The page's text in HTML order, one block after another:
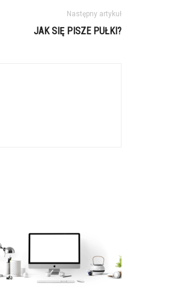
Następny artykuł
JAK SIĘ PISZE PUŁKI?